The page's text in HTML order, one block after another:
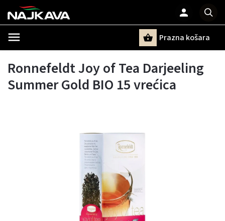
Prazna košara
Ronnefeldt Joy of Tea Darjeeling
Summer Gold BIO 15 vrećica